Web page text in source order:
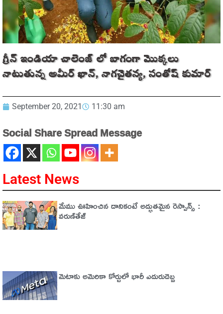
గ్రీన్ ఇండియా చాలెంజ్ లో బాగంగా మొక్కలు
నాటుతున్న అమీర్ ఖాన్, నాగచైతన్య, సంతోష్ కుమార్
September 20, 2021 11:30 am
Social Share Spread Message
Latest News
మేము ఊహించిన దానికంటే అద్భుతమైన రెస్పాన్స్ :
వరుణ్‌తేజ్‌
మెటాకు అమెరికా కోర్టులో భారీ ఎదురుదెబ్బ